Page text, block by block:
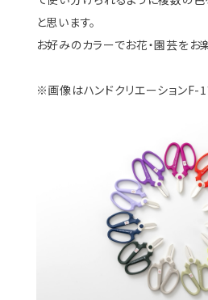
と思います。
お好みのカラーでお花・園芸をお
※画像はハンドクリエーションF-